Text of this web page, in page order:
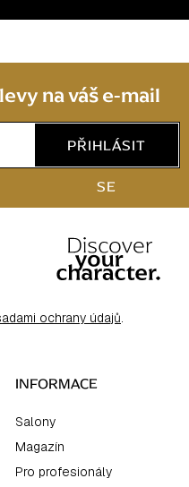
na váš e-mail
PŘIHLÁSIT
SE
ochrany údajů.
INFORMACE
Salony
Magazín
Pro profesionály